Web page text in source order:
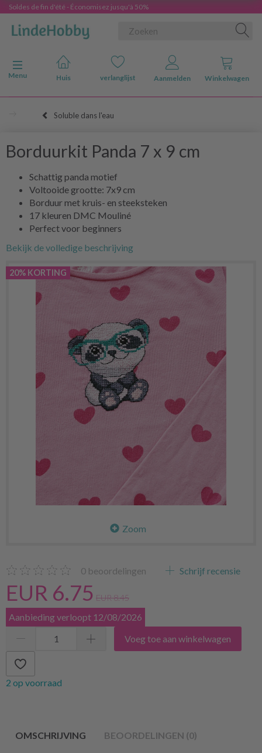
Soldes de fin d'été - Économisez jusqu'à 50%
Navigatie in-/uitschakelen
Menu
Huis verlanglijst Aanmelden Winkelwagen
Soluble dans l'eau
Borduurkit Panda 7 x 9 cm
Schattig panda motief
Voltooide grootte: 7x9 cm
Borduur met kruis- en steeksteken
17 kleuren DMC Mouliné
Perfect voor beginners
Bekijk de volledige beschrijving
20% KORTING
Zoom
0 beoordelingen Schrijf recensie
EUR 6.75 EUR 8.45
Aanbieding verloopt 12/08/2026
Voeg toe aan winkelwagen
2 op voorraad
OMSCHRIJVING BEOORDELINGEN (0)